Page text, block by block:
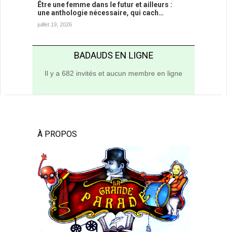
Être une femme dans le futur et ailleurs :
une anthologie nécessaire, qui cach…
juillet 19, 2026
BADAUDS EN LIGNE
Il y a 682 invités et aucun membre en ligne
À PROPOS